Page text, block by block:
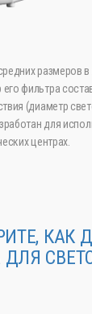
размеров в
фильтра
(диаметр
для
центрах.